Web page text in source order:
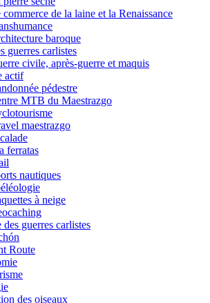
commerce de la laine et la Renaissance
baroque
guerres carlistes
civile, après-guerre et maquis
actif
pédestre
MTB du Maestrazgo
maestrazgo
ferratas
nautiques
à neige
guerres carlistes
Route
des oiseaux